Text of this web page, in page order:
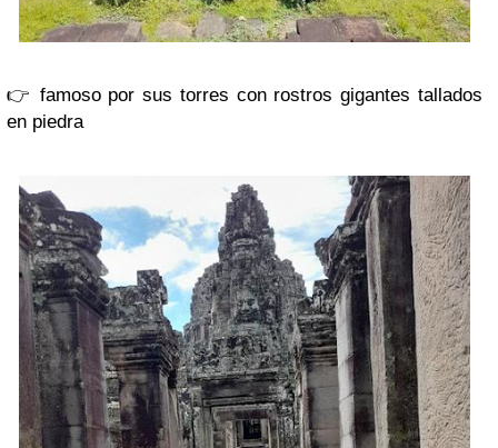
👉 famoso por sus torres con rostros gigantes tallados
en piedra